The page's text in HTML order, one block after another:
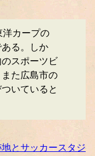
洋カープの
る。しか
スポーツビ
た広島市の
いていると
とサッカースタジ